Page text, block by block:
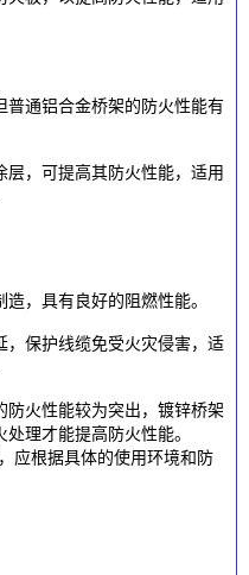
普通铝合金桥架的防火性能有
层，可提高其防火性能，适用
，具有良好的阻燃性能。
，保护线缆免受火灾侵害，适
火性能较为突出，镀锌桥架
理才能提高防火性能。
应根据具体的使用环境和防